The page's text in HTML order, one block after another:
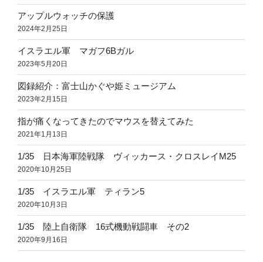
アップルウォッチの保護
2024年2月25日
イスラエル軍 マガフ6Bガル
2023年5月20日
図録紹介：富士山かぐや姫ミュージアム
2023年2月15日
指が痛くなってきたのでマウスを替えてみた
2021年1月13日
1/35 日本海軍陸戦隊 ヴィッカース・クロスレイM25
2020年10月25日
1/35 イスラエル軍 ティラン5
2020年10月3日
1/35 陸上自衛隊 16式機動戦闘車 その2
2020年9月16日